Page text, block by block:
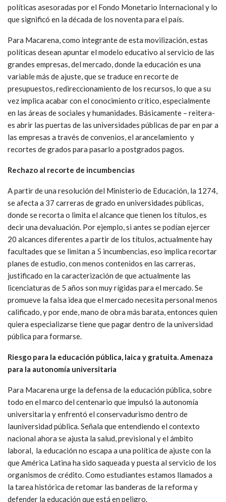
políticas asesoradas por el Fondo Monetario Internacional y lo
que significó en la década de los noventa para el país.
Para Macarena, como integrante de esta movilización, estas
políticas desean apuntar el modelo educativo al servicio de las
grandes empresas, del mercado, donde la educación es una
variable más de ajuste, que se traduce en recorte de
presupuestos, redireccionamiento de los recursos, lo que a su
vez implica acabar con el conocimiento crítico, especialmente
en las áreas de sociales y humanidades. Básicamente – reitera-
es abrir las puertas de las universidades públicas de par en par a
las empresas a través de convenios, el arancelamiento y
recortes de grados para pasarlo a postgrados pagos.
Rechazo al recorte de incumbencias
A partir de una resolución del Ministerio de Educación, la 1274,
se afecta a 37 carreras de grado en universidades públicas,
donde se recorta o limita el alcance que tienen los títulos, es
decir una devaluación. Por ejemplo, si antes se podían ejercer
20 alcances diferentes a partir de los títulos, actualmente hay
facultades que se limitan a 5 incumbencias, eso implica recortar
planes de estudio, con menos contenidos en las carreras,
justificado en la caracterización de que actualmente las
licenciaturas de 5 años son muy rígidas para el mercado. Se
promueve la falsa idea que el mercado necesita personal menos
calificado, y por ende, mano de obra más barata, entonces quien
quiera especializarse tiene que pagar dentro de la universidad
pública para formarse.
Riesgo para la educación pública, laica y gratuita. Amenaza
para la autonomía universitaria
Para Macarena urge la defensa de la educación pública, sobre
todo en el marco del centenario que impulsó la autonomía
universitaria y enfrentó el conservadurismo dentro de
launiversidad pública. Señala que entendiendo el contexto
nacional ahora se ajusta la salud, previsional y el ámbito
laboral, la educación no escapa a una política de ajuste con la
que América Latina ha sido saqueada y puesta al servicio de los
organismos de crédito. Como estudiantes estamos llamados a
la tarea histórica de retomar las banderas de la reforma y
defender la educación que está en peligro.